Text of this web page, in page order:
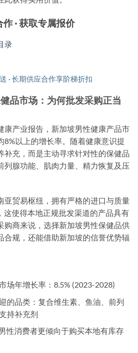
· 获取专属报价
录
· 长期供应合作享阶梯折扣
品市场：为何批发采购正当
康产业报告，新加坡男性健康产品市
8%以上的增长率。随着健康意识提
补充，而是主动寻求针对性的保健品
列腺功能、肌肉力量、精力恢复及压
亚贸易枢纽，拥有严格的进口与质量
这使得本地正规批发渠道的产品具有
购商来说，选择新加坡男性保健品供
合规，还能借助新加坡的信誉优势辐
场年增长率：8.5% (2023-2028)
的品类：复合维生素、鱼油、前列
持补充剂
性消费者更倾向于购买本地有库存